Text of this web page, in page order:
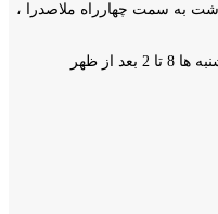
به سمت چهارراه ملاصدرا ،